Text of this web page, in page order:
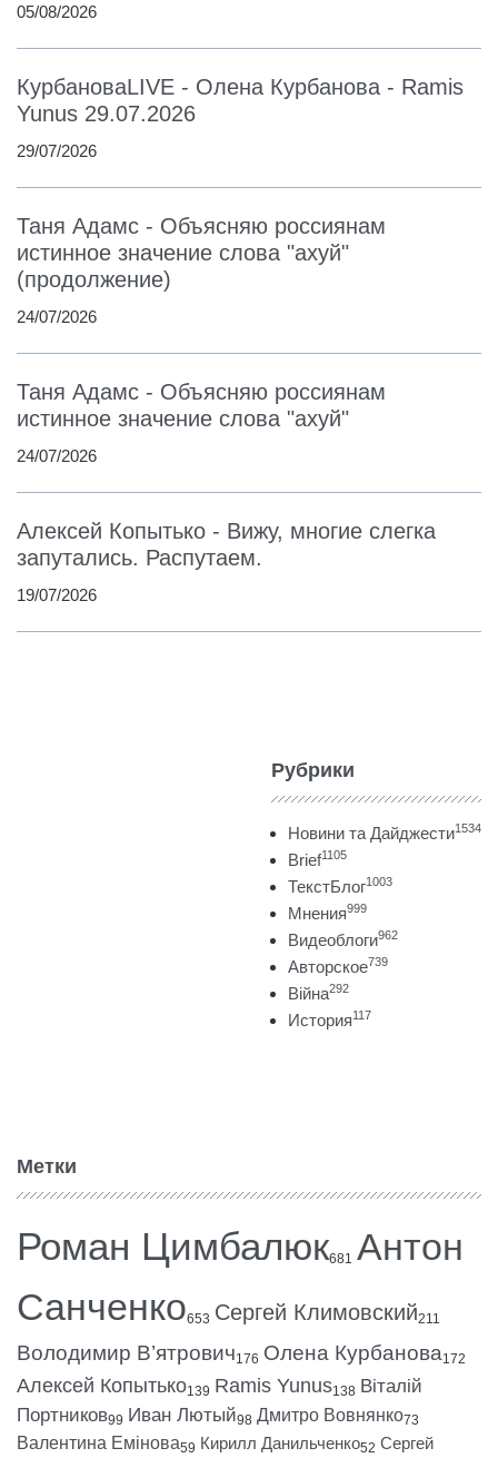
05/08/2026
КурбановаLIVE - Олена Курбанова - Ramis
Yunus 29.07.2026
29/07/2026
Таня Адамс - Объясняю россиянам
истинное значение слова "ахуй"
(продолжение)
24/07/2026
Таня Адамс - Объясняю россиянам
истинное значение слова "ахуй"
24/07/2026
Алексей Копытько - Вижу, многие слегка
запутались. Распутаем.
19/07/2026
Рубрики
Новини та Дайджести1534
Brief1105
ТекстБлог1003
Мнения999
Видеоблоги962
Авторское739
Війна292
История117
Метки
Роман Цимбалюк681 Антон
Санченко653 Сергей Климовский211
Володимир В’ятрович176 Олена Курбанова172
Алексей Копытько139 Ramis Yunus138 Віталій
Портников99 Иван Лютый98 Дмитро Вовнянко73
Валентина Емінова59 Кирилл Данильченко52 Сергей